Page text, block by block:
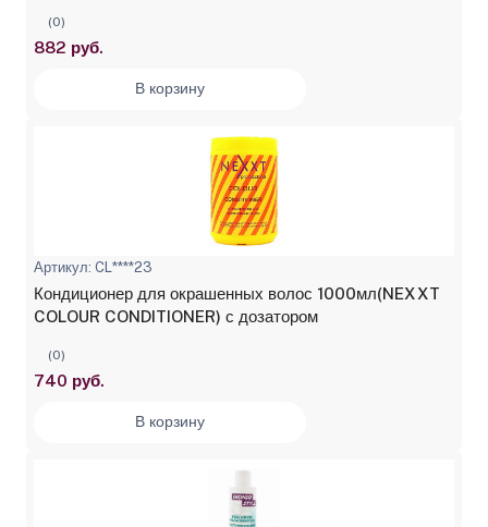
(0)
882 руб.
В корзину
Артикул: CL****23
Кондиционер для окрашенных волос 1000мл(NEXXT
COLOUR CONDITIONER) с дозатором
(0)
740 руб.
В корзину